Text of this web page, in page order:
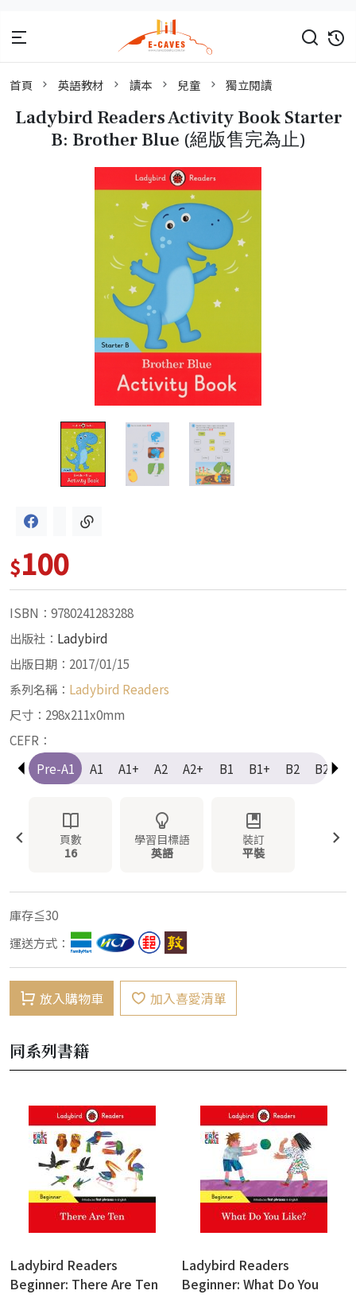
首頁 英語教材 讀本 兒童 獨立閱讀
Ladybird Readers Activity Book Starter
B: Brother Blue (絕版售完為止)
$100
ISBN：9780241283288
出版社： Ladybird
出版日期：2017/01/15
系列名稱： Ladybird Readers
尺寸：298x211x0mm
CEFR：
Pre-A1
A1 A1+ A2 A2+ B1 B1+ B2 B2+
頁數
16
學習目標語
英語
裝訂
平裝
庫存≦30
運送方式：
放入購物車 加入喜愛清單
同系列書籍
Ladybird Readers
Beginner: There Are Ten
Ladybird Readers
Beginner: What Do You